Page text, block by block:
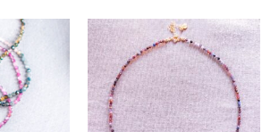
Zakres
cen:
od
189,00 zł
do
239,00 zł
Zakres
cen:
od
129,00 zł
do
209,00 zł